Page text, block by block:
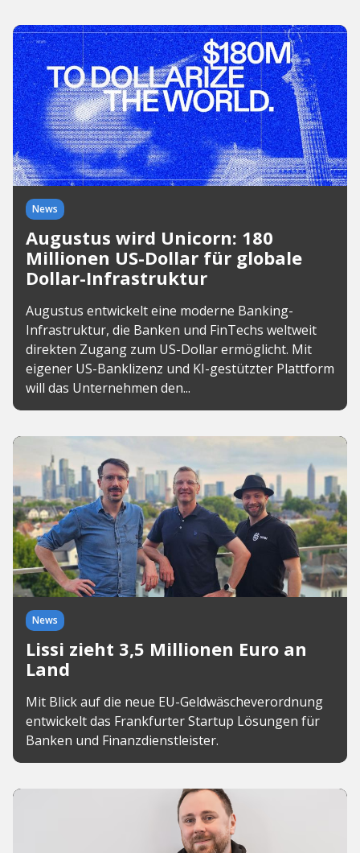
News
Augustus wird Unicorn: 180
Millionen US-Dollar für globale
Dollar-Infrastruktur
Augustus entwickelt eine moderne Banking-
Infrastruktur, die Banken und FinTechs weltweit
direkten Zugang zum US-Dollar ermöglicht. Mit
eigener US-Banklizenz und KI-gestützter Plattform
will das Unternehmen den...
News
Lissi zieht 3,5 Millionen Euro an
Land
Mit Blick auf die neue EU-Geldwäscheverordnung
entwickelt das Frankfurter Startup Lösungen für
Banken und Finanzdienstleister.